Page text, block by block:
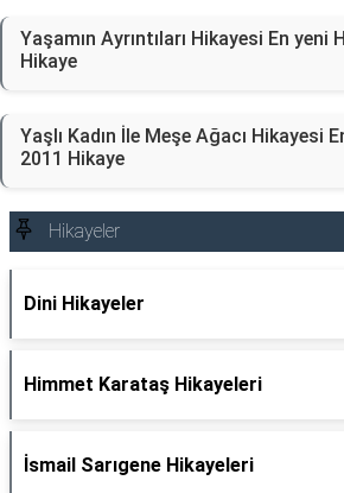
Yaşamın Ayrıntıları Hikayesi En yeni
Hikaye
Yaşlı Kadın İle Meşe Ağacı Hikayesi
2011 Hikaye
Hikayeler
Dini Hikayeler
Himmet Karataş Hikayeleri
İsmail Sarıgene Hikayeleri